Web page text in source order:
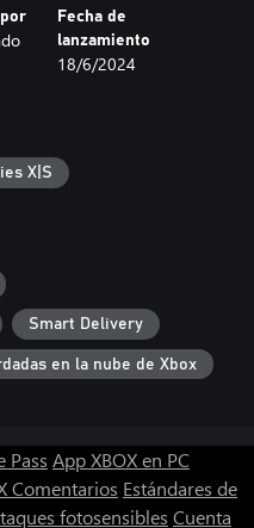
Fecha de
lanzamiento
18/6/2024
X|S
Smart Delivery
en la nube de Xbox
Pass App XBOX en PC
Comentarios Estándares de
fotosensibles Cuenta